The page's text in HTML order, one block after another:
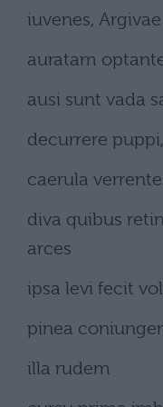
iuvenes,
auratam
ausi sunt vada
decurrere puppi,
caerula
diva quibus
arces
ipsa levi fecit
pinea
illa rudem